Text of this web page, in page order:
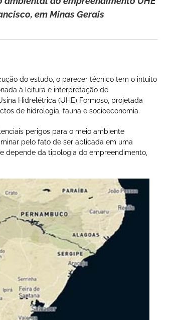
em Minas Gerais
do estudo, o parecer técnico tem o intuito
à leitura e interpretação de
Hidrelétrica (UHE) Formoso, projetada
de hidrologia, fauna e socioeconomia.
perigos para o meio ambiente
pelo fato de ser aplicada em uma
depende da tipologia do empreendimento,